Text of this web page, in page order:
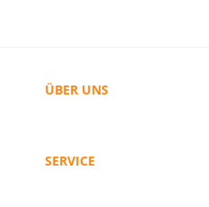
ÜBER UNS
SERVICE